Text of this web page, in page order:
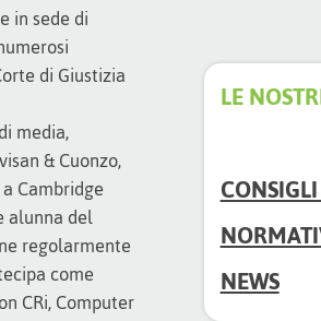
in sede di
di Giustizia
media,
& Cuonzo,
Cambridge
alunna del
regolarmente
come
CRi, Computer
LE
NEWS